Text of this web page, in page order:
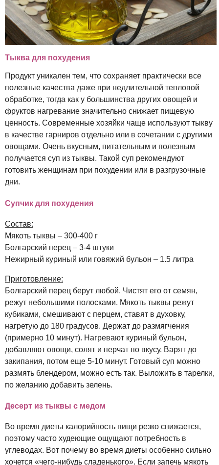
Тыква для похудения
Продукт уникален тем, что сохраняет практически все
полезные качества даже при недлительной тепловой
обработке, тогда как у большинства других овощей и
фруктов нагревание значительно снижает пищевую
ценность. Современные хозяйки чаще используют тыкву
в качестве гарниров отдельно или в сочетании с другими
овощами. Очень вкусным, питательным и полезным
получается суп из тыквы. Такой суп рекомендуют
готовить женщинам при похудении или в разгрузочные
дни.
Супчик для похудения
Состав:
Мякоть тыквы – 300-400 г
Болгарский перец – 3-4 штуки
Нежирный куриный или говяжий бульон – 1.5 литра
Приготовление:
Болгарский перец берут любой. Чистят его от семян,
режут небольшими полосками. Мякоть тыквы режут
кубиками, смешивают с перцем, ставят в духовку,
нагретую до 180 градусов. Держат до размягчения
(примерно 10 минут). Нагревают куриный бульон,
добавляют овощи, солят и перчат по вкусу. Варят до
закипания, потом еще 5-10 минут. Готовый суп можно
размять блендером, можно есть так. Выложить в тарелки,
по желанию добавить зелень.
Десерт из тыквы с медом
Во время диеты калорийность пищи резко снижается,
поэтому часто худеющие ощущают потребность в
углеводах. Вот почему во время диеты особенно сильно
хочется «чего-нибудь сладенького». Если запечь мякоть